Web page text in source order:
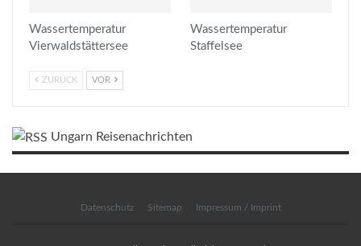
Wassertemperatur
Vierwaldstättersee
Wassertemperatur
Staffelsee
ZURÜCK VOR
Ungarn Reisenachrichten
Datenschutz Sitemap Impressum / Imprint